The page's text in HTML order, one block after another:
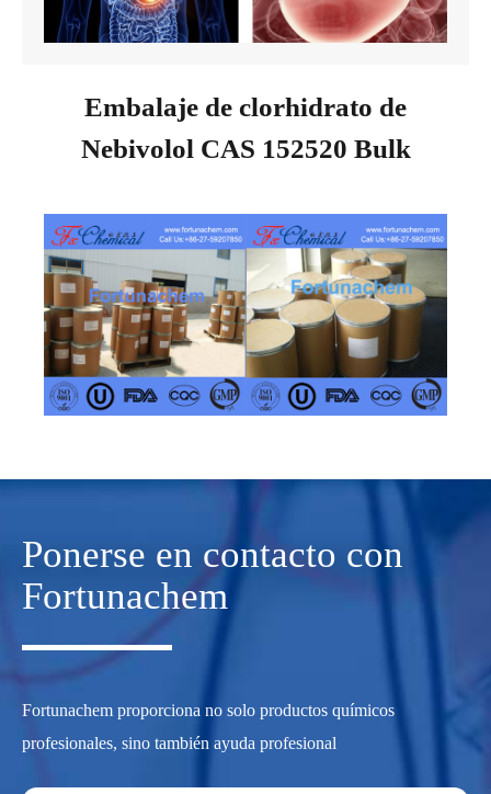
Embalaje de clorhidrato de
Nebivolol CAS 152520 Bulk
Ponerse en contacto con
Fortunachem
Fortunachem proporciona no solo productos químicos
profesionales, sino también ayuda profesional